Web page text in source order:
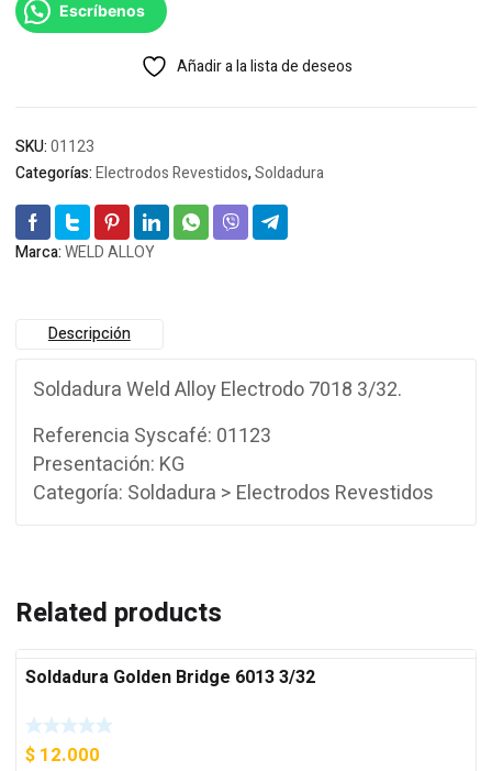
Escríbenos
Añadir a la lista de deseos
SKU:01123
Categorías:Electrodos Revestidos,Soldadura
Marca:WELD ALLOY
Descripción
Soldadura Weld Alloy Electrodo 7018 3/32.
Referencia Syscafé: 01123
Presentación: KG
Categoría: Soldadura > Electrodos Revestidos
Related products
Soldadura Golden Bridge 6013 3/32
$ 12.000